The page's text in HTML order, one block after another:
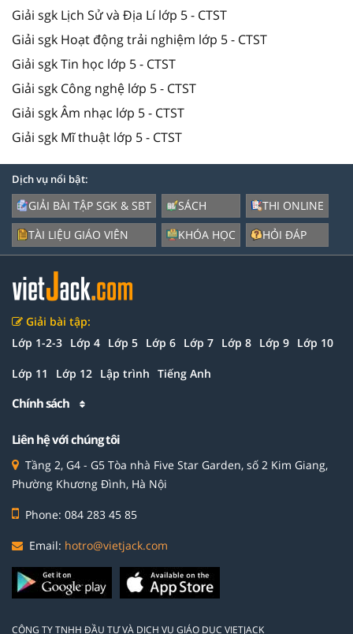
Giải sgk Lịch Sử và Địa Lí lớp 5 - CTST
Giải sgk Hoạt động trải nghiệm lớp 5 - CTST
Giải sgk Tin học lớp 5 - CTST
Giải sgk Công nghệ lớp 5 - CTST
Giải sgk Âm nhạc lớp 5 - CTST
Giải sgk Mĩ thuật lớp 5 - CTST
Dịch vụ nổi bật:
GIẢI BÀI TẬP SGK & SBT
TÀI LIỆU GIÁO VIÊN
SÁCH
KHÓA HỌC
THI ONLINE
HỎI ĐÁP
Giải bài tập:
Lớp 1-2-3 Lớp 4 Lớp 5 Lớp 6 Lớp 7 Lớp 8 Lớp 9 Lớp 10
Lớp 11 Lớp 12 Lập trình Tiếng Anh
Chính sách
Liên hệ với chúng tôi
Tầng 2, G4 - G5 Tòa nhà Five Star Garden, số 2 Kim Giang,
Phường Khương Đình, Hà Nội
Phone: 084 283 45 85
Email: hotro@vietjack.com
CÔNG TY TNHH ĐẦU TƯ VÀ DỊCH VỤ GIÁO DỤC VIETJACK